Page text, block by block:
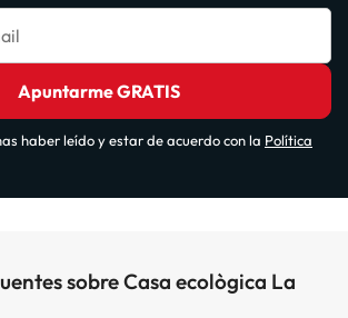
Apuntarme GRATIS
haber leído y estar de acuerdo con la Política
sobre Casa ecològica La